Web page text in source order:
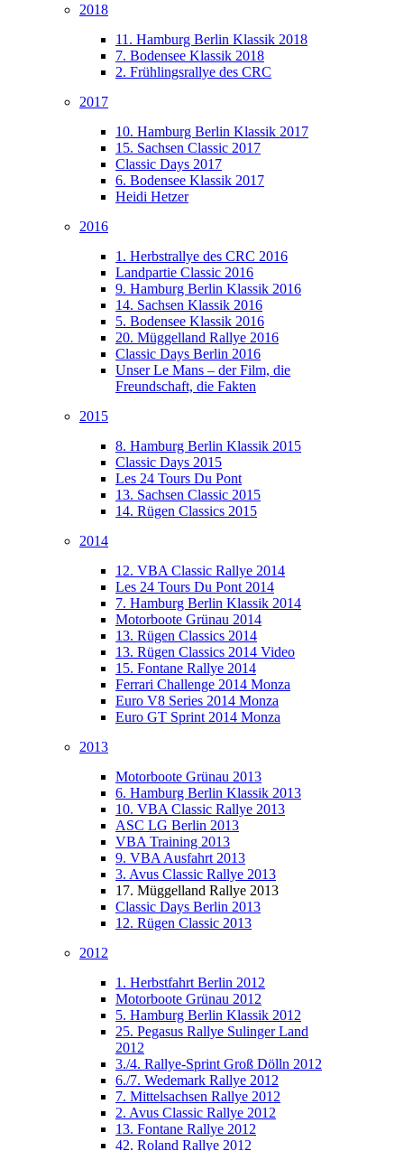
2018
11. Hamburg Berlin Klassik 2018
7. Bodensee Klassik 2018
2. Frühlingsrallye des CRC
2017
10. Hamburg Berlin Klassik 2017
15. Sachsen Classic 2017
Classic Days 2017
6. Bodensee Klassik 2017
Heidi Hetzer
2016
1. Herbstrallye des CRC 2016
Landpartie Classic 2016
9. Hamburg Berlin Klassik 2016
14. Sachsen Klassik 2016
5. Bodensee Klassik 2016
20. Müggelland Rallye 2016
Classic Days Berlin 2016
Unser Le Mans – der Film, die
Freundschaft, die Fakten
2015
8. Hamburg Berlin Klassik 2015
Classic Days 2015
Les 24 Tours Du Pont
13. Sachsen Classic 2015
14. Rügen Classics 2015
2014
12. VBA Classic Rallye 2014
Les 24 Tours Du Pont 2014
7. Hamburg Berlin Klassik 2014
Motorboote Grünau 2014
13. Rügen Classics 2014
13. Rügen Classics 2014 Video
15. Fontane Rallye 2014
Ferrari Challenge 2014 Monza
Euro V8 Series 2014 Monza
Euro GT Sprint 2014 Monza
2013
Motorboote Grünau 2013
6. Hamburg Berlin Klassik 2013
10. VBA Classic Rallye 2013
ASC LG Berlin 2013
VBA Training 2013
9. VBA Ausfahrt 2013
3. Avus Classic Rallye 2013
17. Müggelland Rallye 2013
Classic Days Berlin 2013
12. Rügen Classic 2013
2012
1. Herbstfahrt Berlin 2012
Motorboote Grünau 2012
5. Hamburg Berlin Klassik 2012
25. Pegasus Rallye Sulinger Land
2012
3./4. Rallye-Sprint Groß Dölln 2012
6./7. Wedemark Rallye 2012
7. Mittelsachsen Rallye 2012
2. Avus Classic Rallye 2012
13. Fontane Rallye 2012
42. Roland Rallye 2012